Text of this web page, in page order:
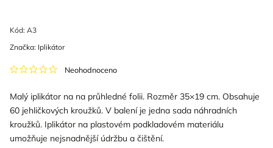
Kód: A3
Neohodnoceno
Malý iplikátor na na průhledné folii. Rozměr 35×19 cm. Obsahuje
60 jehličkových kroužků. V balení je jedna sada náhradních
kroužků. Iplikátor na plastovém podkladovém materiálu
umožňuje nejsnadnější údržbu a čištění.
Značka: Iplikátor